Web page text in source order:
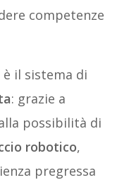
competenze
il sistema di
: grazie a
possibilità di
robotico,
pregressa